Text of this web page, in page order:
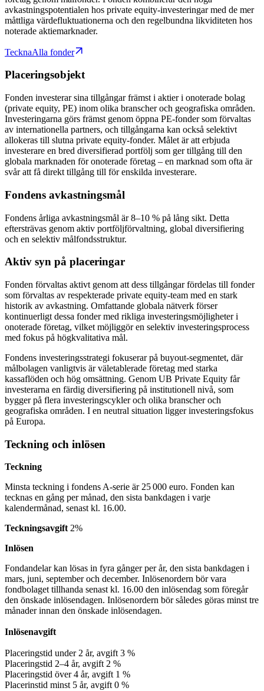
avkastningspotentialen hos private equity-investeringar med de mer
måttliga värdefluktuationerna och den regelbundna likviditeten hos
noterade aktiemarknader.
TecknaAlla fonder
Placeringsobjekt
Fonden investerar sina tillgångar främst i aktier i onoterade bolag
(private equity, PE) inom olika branscher och geografiska områden.
Investeringarna görs främst genom öppna PE-fonder som förvaltas
av internationella partners, och tillgångarna kan också selektivt
allokeras till slutna private equity-fonder. Målet är att erbjuda
investerare en bred diversifierad portfölj som ger tillgång till den
globala marknaden för onoterade företag – en marknad som ofta är
svår att få direkt tillgång till för enskilda investerare.
Fondens avkastningsmål
Fondens årliga avkastningsmål är 8–10 % på lång sikt. Detta
eftersträvas genom aktiv portföljförvaltning, global diversifiering
och en selektiv målfondsstruktur.
Aktiv syn på placeringar
Fonden förvaltas aktivt genom att dess tillgångar fördelas till fonder
som förvaltas av respekterade private equity-team med en stark
historik av avkastning. Omfattande globala nätverk förser
kontinuerligt dessa fonder med rikliga investeringsmöjligheter i
onoterade företag, vilket möjliggör en selektiv investeringsprocess
med fokus på högkvalitativa mål.
Fondens investeringsstrategi fokuserar på buyout-segmentet, där
målbolagen vanligtvis är väletablerade företag med starka
kassaflöden och hög omsättning. Genom UB Private Equity får
investerarna en färdig diversifiering på institutionell nivå, som
bygger på flera investeringscykler och olika branscher och
geografiska områden. I en neutral situation ligger investeringsfokus
på Europa.
Teckning och inlösen
Teckning
Minsta teckning i fondens A‑serie är 25 000 euro. Fonden kan
tecknas en gång per månad, den sista bankdagen i varje
kalendermånad, senast kl. 16.00.
Teckningsavgift 2%
Inlösen
Fondandelar kan lösas in fyra gånger per år, den sista bankdagen i
mars, juni, september och december. Inlösenordern bör vara
fondbolaget tillhanda senast kl. 16.00 den inlösendag som föregår
den önskade inlösendagen. Inlösenordern bör således göras minst tre
månader innan den önskade inlösendagen.
Inlösenavgift
Placeringstid under 2 år, avgift 3 %
Placeringstid 2–4 år, avgift 2 %
Placeringstid över 4 år, avgift 1 %
Placerinstid minst 5 år, avgift 0 %